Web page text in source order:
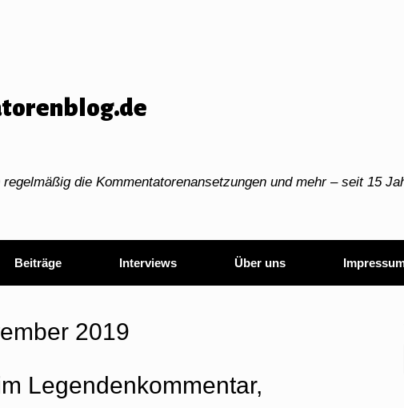
die Kommentatorenansetzungen und mehr – seit 15
Beiträge Interviews Über uns
2019
Legendenkommentar,